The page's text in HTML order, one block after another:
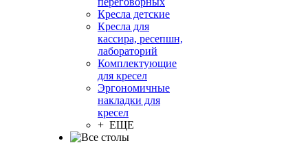
Кресла детские
Кресла для
кассира, ресепшн,
лабораторий
Комплектующие
для кресел
Эргономичные
накладки для
кресел
+ ЕЩЕ